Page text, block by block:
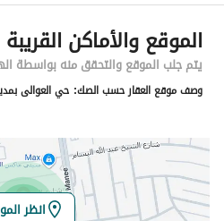
رقم المبنى
3642
الرقم الاضافي
8468
خط العرض
خط الطول
الموقع والأماكن القريبة
يتم جلب الموقع والتحقق منه بواسطة
وصف موقع العقار حسب الصك: حي العوالى
انظر